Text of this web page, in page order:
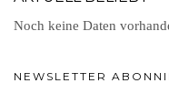
Noch keine Daten
NEWSLETTER